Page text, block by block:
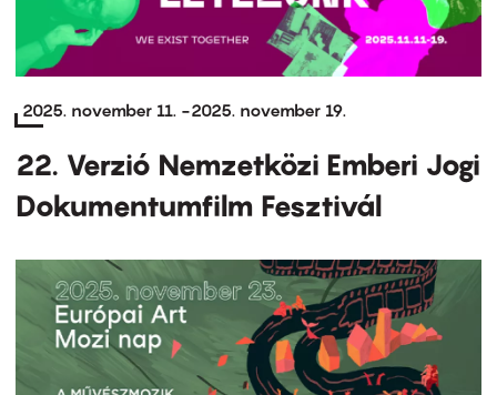
2025. november 11. -2025. november 19.
22. Verzió Nemzetközi Emberi Jogi
Dokumentumfilm Fesztivál